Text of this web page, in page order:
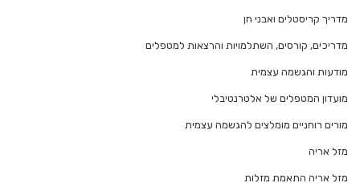
מדריך קריסטלים ואבני חן
מדריכים, קורסים, השתלמויות והרצאות למטפלים
מודעות והגשמה עצמית
מועדון המטפלים של אלטרנטיבלי
מורים רוחניים מומלצים להגשמה עצמית
מזל אריה
מזל אריה התאמת מזלות